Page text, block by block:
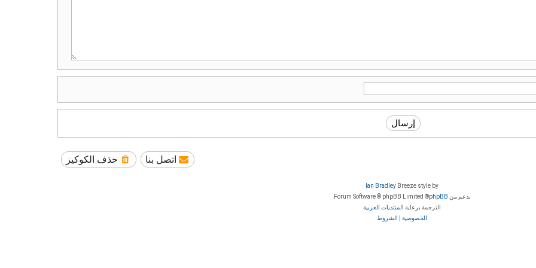
حذف الكوكيز اتصل بنا
Breeze style by
Ian Bradley
بدعم من phpBB
® Forum Software © phpBB Limited
الترجمة برعاية المنتديات العربية
الخصوصية
الشروط